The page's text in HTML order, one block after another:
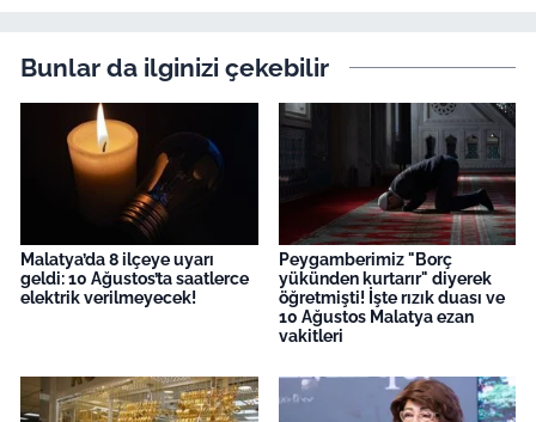
Bunlar da ilginizi çekebilir
Malatya’da 8 ilçeye uyarı
geldi: 10 Ağustos’ta saatlerce
elektrik verilmeyecek!
Peygamberimiz "Borç
yükünden kurtarır" diyerek
öğretmişti! İşte rızık duası ve
10 Ağustos Malatya ezan
vakitleri